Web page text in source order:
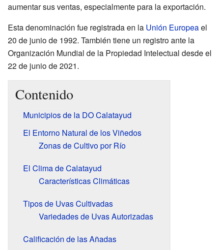
aumentar sus ventas, especialmente para la exportación.
Esta denominación fue registrada en la Unión Europeael
20 de junio de 1992. También tiene un registro ante la
Organización Mundial de la Propiedad Intelectual desde el
22 de junio de 2021.
Contenido
Municipios de la DO Calatayud
El Entorno Natural de los Viñedos
Zonas de Cultivo por Río
El Clima de Calatayud
Características Climáticas
Tipos de Uvas Cultivadas
Variedades de Uvas Autorizadas
Calificación de las Añadas